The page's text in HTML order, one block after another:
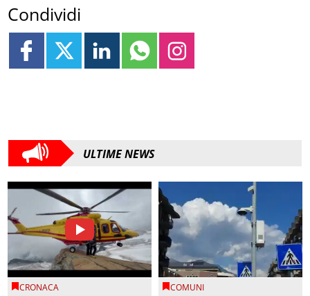
Condividi
ULTIME NEWS
CRONACA COMUNI